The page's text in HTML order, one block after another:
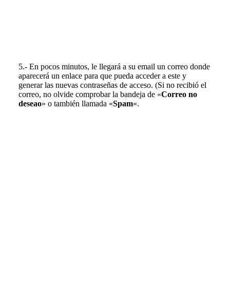
5.- En pocos minutos, le llegará a su email un correo donde
aparecerá un enlace para que pueda acceder a este y
generar las nuevas contraseñas de acceso. (Si no recibió el
correo, no olvide comprobar la bandeja de «Correo no
deseao» o también llamada «Spam«.